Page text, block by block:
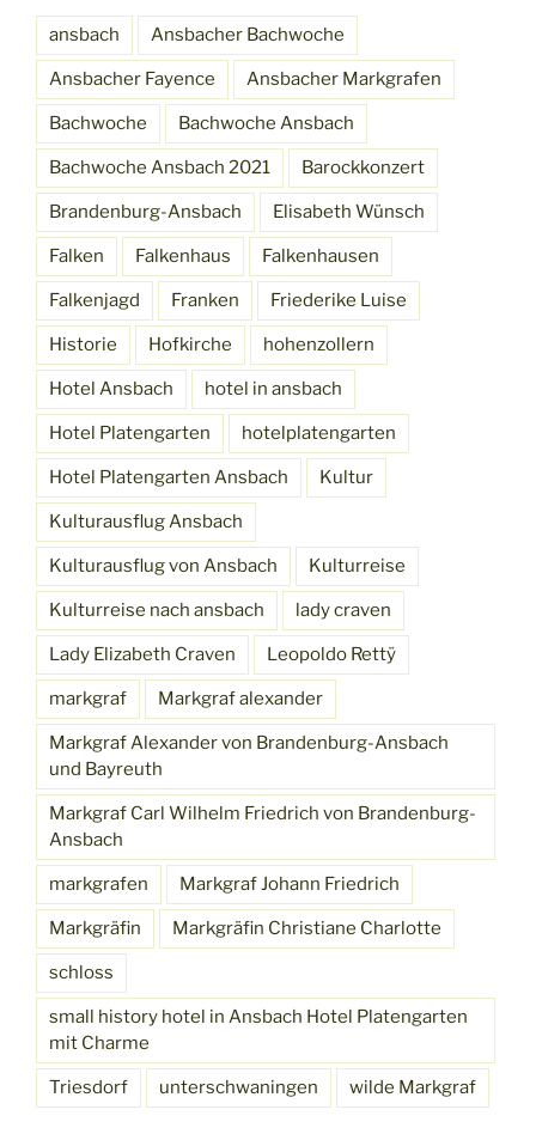
ansbach Ansbacher Bachwoche
Ansbacher Fayence Ansbacher Markgrafen
Bachwoche Bachwoche Ansbach
Bachwoche Ansbach 2021 Barockkonzert
Brandenburg-Ansbach Elisabeth Wünsch
Falken Falkenhaus Falkenhausen
Falkenjagd Franken Friederike Luise
Historie Hofkirche hohenzollern
Hotel Ansbach hotel in ansbach
Hotel Platengarten hotelplatengarten
Hotel Platengarten Ansbach Kultur
Kulturausflug Ansbach
Kulturausflug von Ansbach Kulturreise
Kulturreise nach ansbach lady craven
Lady Elizabeth Craven Leopoldo Rettÿ
markgraf Markgraf alexander
Markgraf Alexander von Brandenburg-Ansbach
und Bayreuth
Markgraf Carl Wilhelm Friedrich von Brandenburg-
Ansbach
markgrafen Markgraf Johann Friedrich
Markgräfin Markgräfin Christiane Charlotte
schloss
small history hotel in Ansbach Hotel Platengarten
mit Charme
Triesdorf unterschwaningen wilde Markgraf